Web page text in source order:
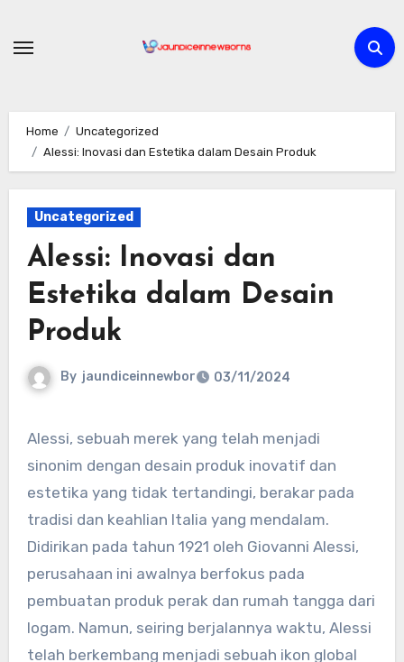
Home
Uncategorized
Alessi: Inovasi dan Estetika dalam Desain Produk
Uncategorized
Alessi: Inovasi dan
Estetika dalam Desain
Produk
By jaundiceinnewbor 03/11/2024
Alessi, sebuah merek yang telah menjadi
sinonim dengan desain produk inovatif dan
estetika yang tidak tertandingi, berakar pada
tradisi dan keahlian Italia yang mendalam.
Didirikan pada tahun 1921 oleh Giovanni Alessi,
perusahaan ini awalnya berfokus pada
pembuatan produk perak dan rumah tangga dari
logam. Namun, seiring berjalannya waktu, Alessi
telah berkembang menjadi sebuah ikon global